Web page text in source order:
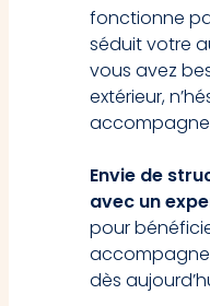
fonctionne
séduit votre
vous avez
extérieur,
Envie de
avec un
pour
dès